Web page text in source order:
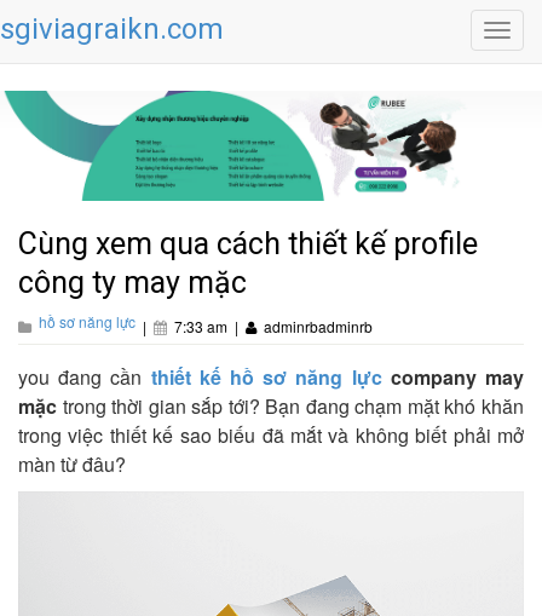
sgiviagraikn.com
Cùng xem qua cách thiết kế profile
công ty may mặc
hồ sơ năng lực | 7:33 am | adminrbadminrb
you đang cần thiết kế hồ sơ năng lựccompany may
mặc trong thời gian sắp tới? Bạn đang chạm mặt khó khăn
trong việc thiết kế sao biếu đã mắt và không biết phải mở
màn từ đâu?